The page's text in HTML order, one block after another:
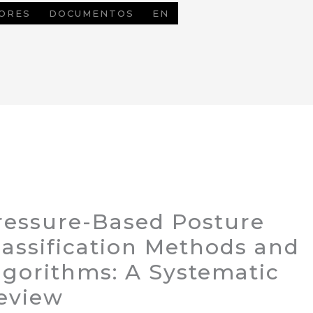
DOCUMENTOS EN
Based Posture
Methods and
A Systematic